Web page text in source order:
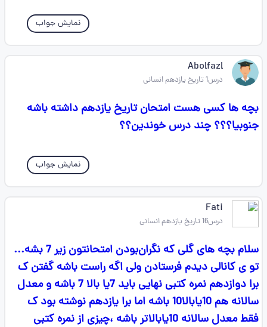
نمایش جواب
Abolfazl
درس1 تاریخ یازدهم انسانی
بچه ها کسی هست امتحان تاریخ یازدهم داشته باشه
جنوبیا؟؟؟ چند درس خوندین؟؟
نمایش جواب
Fati
درس16 تاریخ یازدهم انسانی
سلام بچه های‌ گلی که نگران‌بودن امتحانتون زیر 7 بشه...
تو ی کانالی دیدم فرستادن ولی اگه راست باشه گفتن ک
برا دوازدهم نمره کتبی نهایی باید 7یا بالا 7 باشه و معدل
سالانه هم 10یابالا10 باشه اما برا یازدهم نوشته بود ک
فقط معدل سالانه 10یابالاتر باشه ،چیزی از نمره کتبی